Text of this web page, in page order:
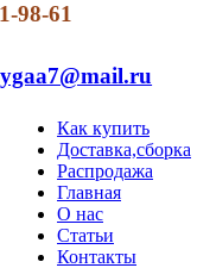
98-61
Как купить
Доставка,сборка
Распродажа
Главная
О нас
Статьи
Контакты